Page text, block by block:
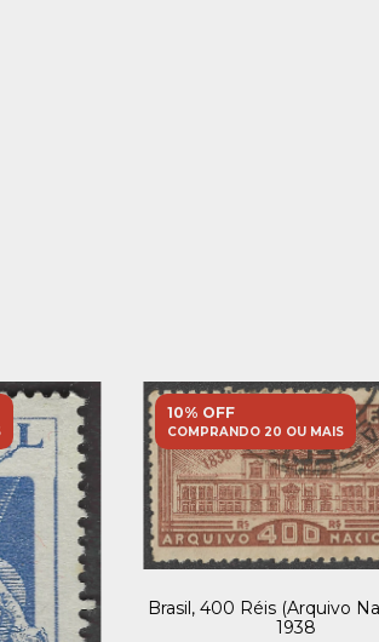
10% OFF
COMPRANDO 20 OU MAIS
Brasil, 400 Réis (Arquivo
1938